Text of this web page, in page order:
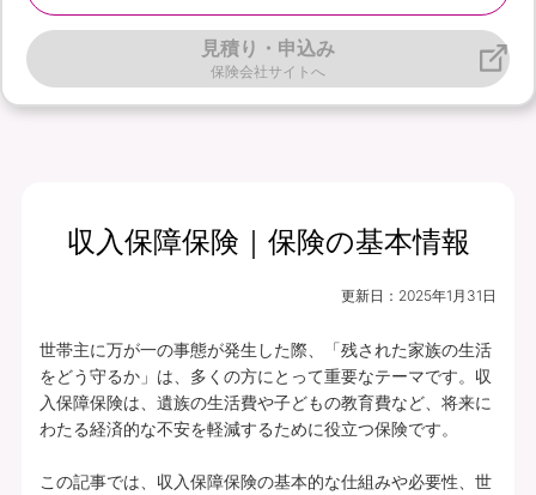
見積り・申込み
保険会社サイトへ
収入保障保険｜保険の基本情報
更新日： 2025年1月31日
世帯主に万が一の事態が発生した際、「残された家族の生活
をどう守るか」は、多くの方にとって重要なテーマです。収
入保障保険は、遺族の生活費や子どもの教育費など、将来に
わたる経済的な不安を軽減するために役立つ保険です。
この記事では、収入保障保険の基本的な仕組みや必要性、世